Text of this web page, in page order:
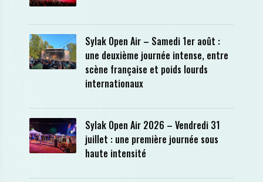
Sylak Open Air – Samedi 1er août :
une deuxième journée intense, entre
scène française et poids lourds
internationaux
Sylak Open Air 2026 – Vendredi 31
juillet : une première journée sous
haute intensité